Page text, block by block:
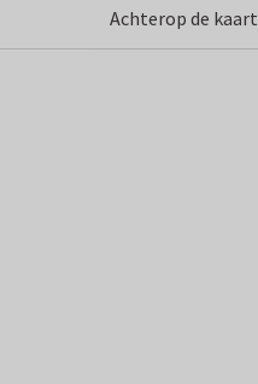
Achterop de kaart